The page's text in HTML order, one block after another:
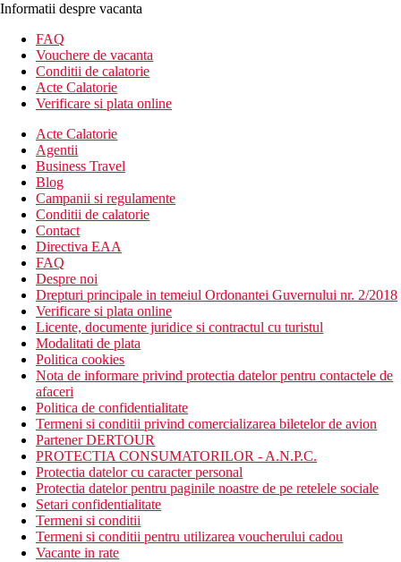
Informatii despre vacanta
FAQ
Vouchere de vacanta
Conditii de calatorie
Acte Calatorie
Verificare si plata online
Acte Calatorie
Agentii
Business Travel
Blog
Campanii si regulamente
Conditii de calatorie
Contact
Directiva EAA
FAQ
Despre noi
Drepturi principale in temeiul Ordonantei Guvernului nr. 2/2018
Verificare si plata online
Licente, documente juridice si contractul cu turistul
Modalitati de plata
Politica cookies
Nota de informare privind protectia datelor pentru contactele de
afaceri
Politica de confidentialitate
Termeni si conditii privind comercializarea biletelor de avion
Partener DERTOUR
PROTECTIA CONSUMATORILOR - A.N.P.C.
Protectia datelor cu caracter personal
Protectia datelor pentru paginile noastre de pe retelele sociale
Setari confidentialitate
Termeni si conditii
Termeni si conditii pentru utilizarea voucherului cadou
Vacante in rate